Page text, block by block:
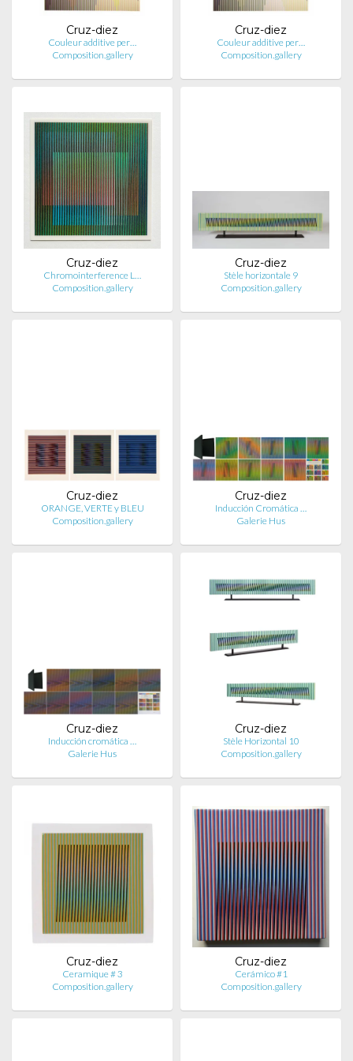
Cruz-diez
Couleur additive per…
Composition.gallery
Cruz-diez
Couleur additive per…
Composition.gallery
Cruz-diez
Chromointerference L…
Composition.gallery
Cruz-diez
Stèle horizontale 9
Composition.gallery
Cruz-diez
ORANGE, VERTE y BLEU
Composition.gallery
Cruz-diez
Inducción Cromática …
Galerie Hus
Cruz-diez
Inducción cromática …
Galerie Hus
Cruz-diez
Stèle Horizontal 10
Composition.gallery
Cruz-diez
Ceramique # 3
Composition.gallery
Cruz-diez
Cerámico #1
Composition.gallery